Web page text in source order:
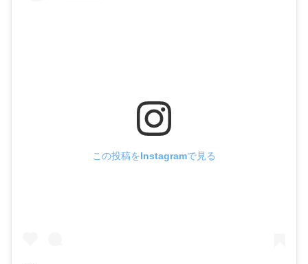
この投稿をInstagramで見る